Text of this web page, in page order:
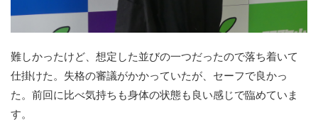
難しかったけど、想定した並びの一つだったので落ち着いて
仕掛けた。失格の審議がかかっていたが、セーフで良かっ
た。前回に比べ気持ちも身体の状態も良い感じで臨めていま
す。